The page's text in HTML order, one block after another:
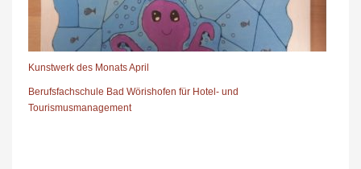
Kunstwerk des Monats April
Berufsfachschule Bad Wörishofen für Hotel- und
Tourismusmanagement